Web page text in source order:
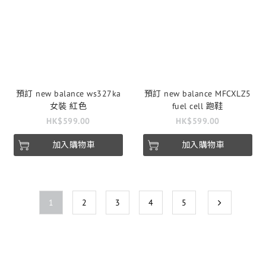
預訂 new balance ws327ka
女裝 紅色
HK$599.00
加入購物車
預訂 new balance MFCXLZ5
fuel cell 跑鞋
HK$599.00
加入購物車
1 2 3 4 5